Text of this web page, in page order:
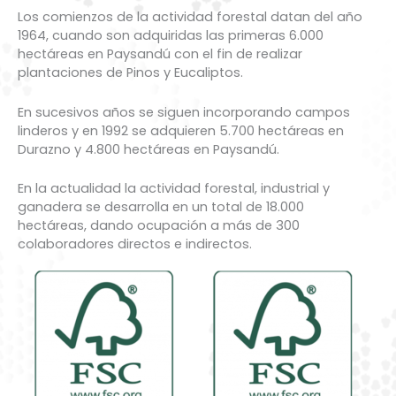
Los comienzos de la actividad forestal datan del año
1964, cuando son adquiridas las primeras 6.000
hectáreas en Paysandú con el fin de realizar
plantaciones de Pinos y Eucaliptos.
En sucesivos años se siguen incorporando campos
linderos y en 1992 se adquieren 5.700 hectáreas en
Durazno y 4.800 hectáreas en Paysandú.
En la actualidad la actividad forestal, industrial y
ganadera se desarrolla en un total de 18.000
hectáreas, dando ocupación a más de 300
colaboradores directos e indirectos.